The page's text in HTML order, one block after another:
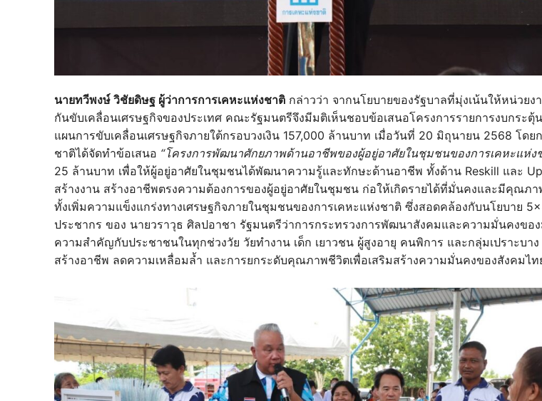
นายทวีพงษ์ วิชัยดิษฐ ผู้ว่าการการเคหะแห่งชาติ กล่าวว่า จากนโยบายของรัฐบาลที่มุ่งเน้นให้หน่วยง
กันขับเคลื่อนเศรษฐกิจของประเทศ คณะรัฐมนตรีจึงมีมติเห็นชอบข้อเสนอโครงการรายการงบกระตุ้
แผนการขับเคลื่อนเศรษฐกิจภายใต้กรอบวงเงิน 157,000 ล้านบาท เมื่อวันที่ 20 มิถุนายน 2568 โดย
ชาติได้จัดทำข้อเสนอ “โครงการพัฒนาศักยภาพด้านอาชีพของผู้อยู่อาศัยในชุมชนของการเคหะแห่ง
25 ล้านบาท เพื่อให้ผู้อยู่อาศัยในชุมชนได้พัฒนาความรู้และทักษะด้านอาชีพ ทั้งด้าน Reskill และ
สร้างงาน สร้างอาชีพตรงความต้องการของผู้อยู่อาศัยในชุมชน ก่อให้เกิดรายได้ที่มั่นคงและมีคุณภ
ทั้งเพิ่มความแข็งแกร่งทางเศรษฐกิจภายในชุมชนของการเคหะแห่งชาติ ซึ่งสอดคล้องกับนโยบาย
ประชากร ของ นายวราวุธ ศิลปอาชา รัฐมนตรีว่าการกระทรวงการพัฒนาสังคมและความมั่นคงขอ
ความสำคัญกับประชาชนในทุกช่วงวัย วัยทำงาน เด็ก เยาวชน ผู้สูงอายุ คนพิการ และกลุ่มเปราะบา
สร้างอาชีพ ลดความเหลื่อมล้ำ และการยกระดับคุณภาพชีวิตเพื่อเสริมสร้างความมั่นคงของสังคมไท